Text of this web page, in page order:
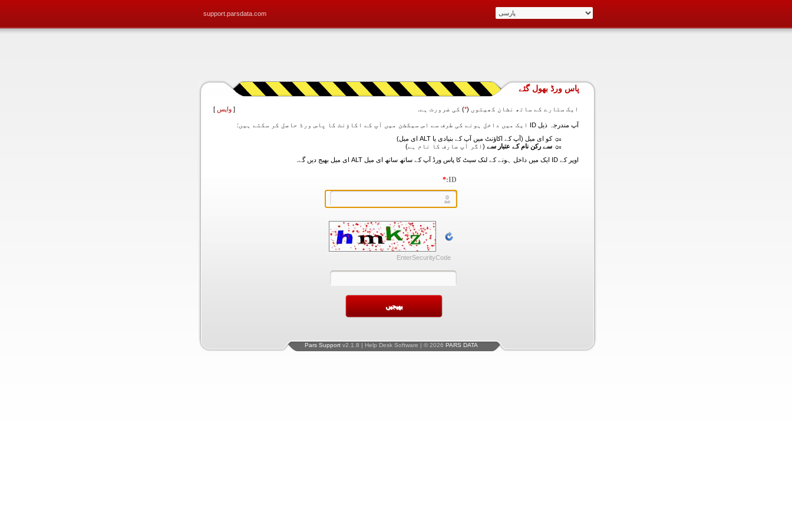
support.parsdata.com
پاس ورڈ بھول گئے
ایک ستارے کے ساتھ نشان کھیتوں (*) کی ضرورت ہے. [ واپس ]
آپ مندرجہ ذیل ID ایک میں داخل ہونے کی طرف سے اس سیکشن میں آپ کے اکاؤنٹ کا پاس ورڈ حاصل کر سکتے ہیں:
کو ای میل (آپ کے اکاؤنٹ میں آپ کے بنیادی یا ALT ای میل)
سے رکن نام کے عتبار سے (اگر آپ صارف کا نام ہے)
اوپر کے ID ایک میں داخل ہونے کے لنک سیٹ کا پاس ورڈ آپ کے ساتھ ساتھ ای میل ALT ای میل بھیج دیں گے.
ID:
*
EnterSecurityCode
Pars Support v2.1.8 | Help Desk Software | © 2026 PARS DATA